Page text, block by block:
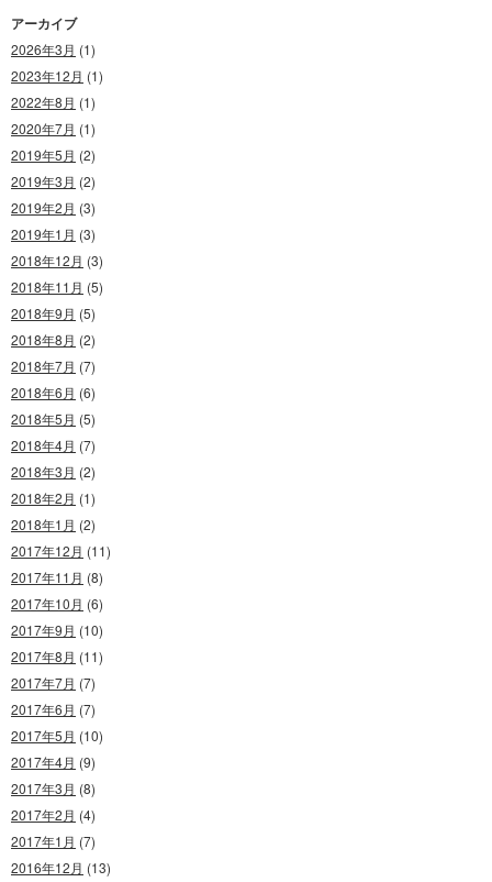
アーカイブ
2026年3月 (1)
2023年12月 (1)
2022年8月 (1)
2020年7月 (1)
2019年5月 (2)
2019年3月 (2)
2019年2月 (3)
2019年1月 (3)
2018年12月 (3)
2018年11月 (5)
2018年9月 (5)
2018年8月 (2)
2018年7月 (7)
2018年6月 (6)
2018年5月 (5)
2018年4月 (7)
2018年3月 (2)
2018年2月 (1)
2018年1月 (2)
2017年12月 (11)
2017年11月 (8)
2017年10月 (6)
2017年9月 (10)
2017年8月 (11)
2017年7月 (7)
2017年6月 (7)
2017年5月 (10)
2017年4月 (9)
2017年3月 (8)
2017年2月 (4)
2017年1月 (7)
2016年12月 (13)